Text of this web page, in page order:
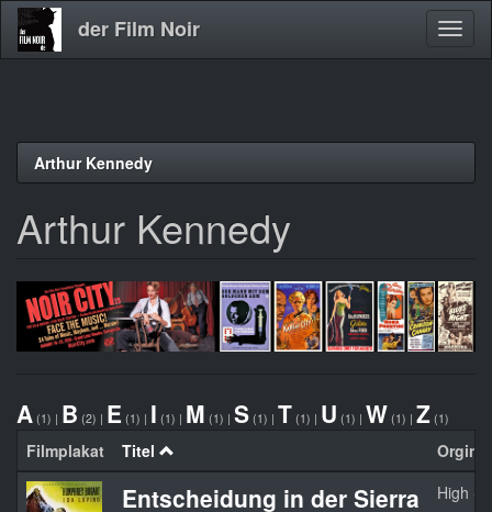
Direkt
der Film Noir
Arthur Kennedy
Arthur Kennedy
A (1) | B (2) | E (1) | I (1) | M (1) | S (1) | T (1) | U (1) | W (1) | Z (1)
Filmplakat Titel
Entscheidung in der Sierra High